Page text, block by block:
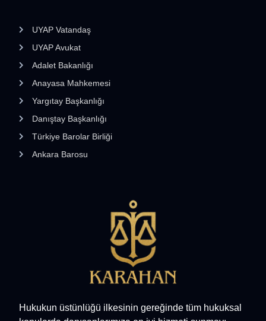
Hukukun üstünlüğü ilkesinin gereğinde tüm hukuksal
UYAP Vatandaş
UYAP Avukat
Adalet Bakanlığı
Anayasa Mahkemesi
Yargıtay Başkanlığı
Danıştay Başkanlığı
Türkiye Barolar Birliği
Ankara Barosu